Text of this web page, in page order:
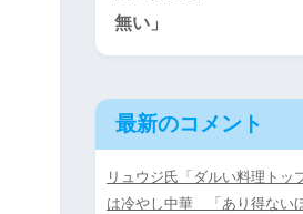
最新のコメント
リュウジ氏「ダルい料理トッ
は冷やし中華 「あり得ない